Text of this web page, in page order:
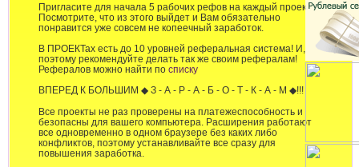
Пригласите для начала 5 рабочих рефов на каждый проект!
Посмотрите, что из этого выйдет и Вам обязательно
понравится уже совсем не копеечный заработок.
В ПРОЕКТах есть до 10 уровней реферальная система! И,
поэтому рекомендуйте делать так же своим рефералам!
Рефералов можно найти посписку
ВПЕРЕД К БОЛЬШИМ ◆ З - А - Р - А - Б - О - Т - К - А - М ◆!!!
Все проекты не раз проверены на платежеспособность и
безопасны для вашего компьютера. Расширения работают
все одновременно в одном браузере без каких либо
конфликтов, поэтому устанавливайте все сразу для
повышения заработка.